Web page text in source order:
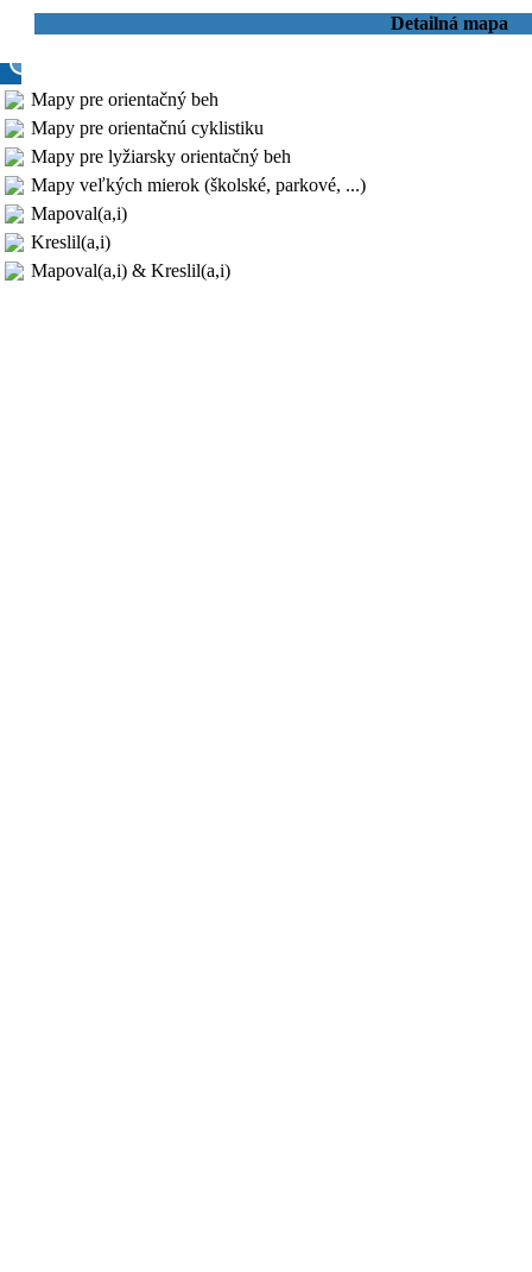
Detailná mapa
Mapy pre orientačný beh
Mapy pre orientačnú cyklistiku
Mapy pre lyžiarsky orientačný beh
Mapy veľkých mierok (školské, parkové, ...)
Mapoval(a,i)
Kreslil(a,i)
Mapoval(a,i) & Kreslil(a,i)